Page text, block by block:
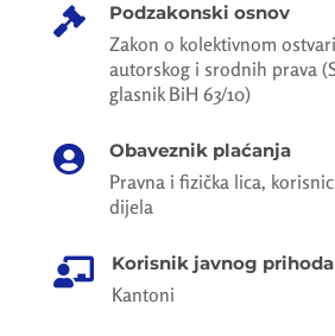
 Podzakonski osnov
Zakon o kolektivnom
autorskog i srodnih prava
glasnik BiH 63/10)
 Obaveznik plaćanja
Pravna i fizička lica,
dijela
 Korisnik javnog prihoda
Kantoni